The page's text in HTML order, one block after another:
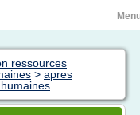
ressources
> apres